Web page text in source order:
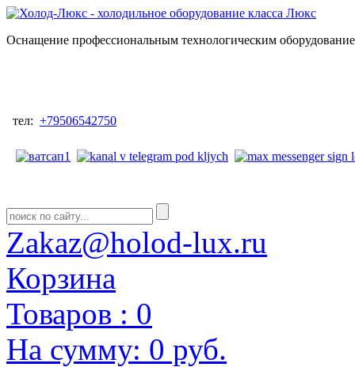
Оснащение профессиональным технологическим
тел: +79506542750
Zakaz@holod-lux.ru
Корзина
Товаров : 0
На сумму: 0 руб.